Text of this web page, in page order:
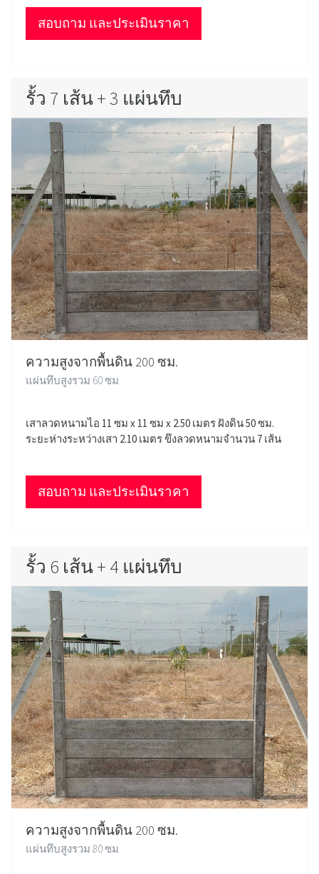
สอบถาม และประเมินราคา
รั้ว 7 เส้น + 3 แผ่นทึบ
ความสูงจากพื้นดิน 200 ซม.
แผ่นทึบสูงรวม 60 ซม.
เสาลวดหนามไอ 11 ซม x 11 ซม x 2.50 เมตร ฝังดิน 50 ซม.
ระยะห่างระหว่างเสา 2.10 เมตร ขึงลวดหนามจำนวน 7 เส้น
สอบถาม และประเมินราคา
รั้ว 6 เส้น + 4 แผ่นทึบ
ความสูงจากพื้นดิน 200 ซม.
แผ่นทึบสูงรวม 80 ซม.